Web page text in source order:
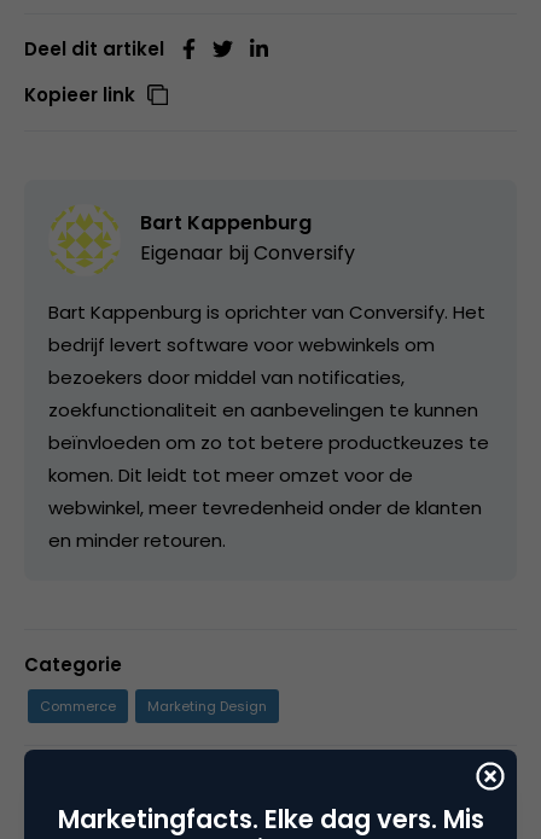
Deel dit artikel
Kopieer link
Bart Kappenburg
Eigenaar bij Conversify
Bart Kappenburg is oprichter van Conversify. Het
bedrijf levert software voor webwinkels om
bezoekers door middel van notificaties,
zoekfunctionaliteit en aanbevelingen te kunnen
beïnvloeden om zo tot betere productkeuzes te
komen. Dit leidt tot meer omzet voor de
webwinkel, meer tevredenheid onder de klanten
en minder retouren.
Categorie
Commerce Marketing Design
e-business, reviews, usability & design
Marketingfacts. Elke dag vers. Mis